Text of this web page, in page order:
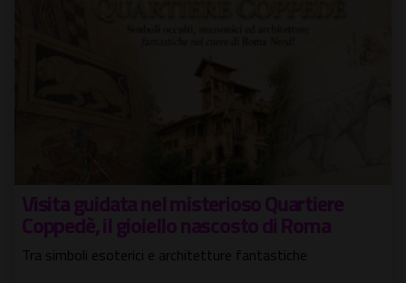
Visita guidata nel misterioso Quartiere
Coppedè, il gioiello nascosto di Roma
Tra simboli esoterici e architetture fantastiche